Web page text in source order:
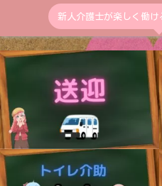
新人介護士が楽しく働け